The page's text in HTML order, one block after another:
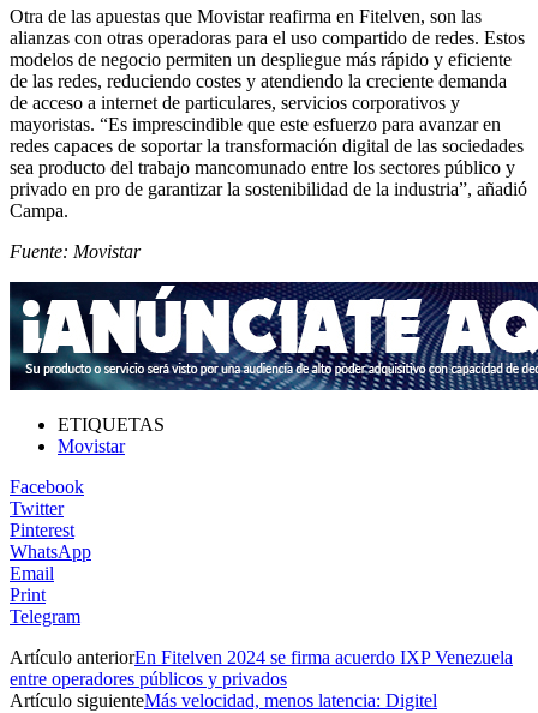
Otra de las apuestas que Movistar reafirma en Fitelven, son las
alianzas con otras operadoras para el uso compartido de redes. Estos
modelos de negocio permiten un despliegue más rápido y eficiente
de las redes, reduciendo costes y atendiendo la creciente demanda
de acceso a internet de particulares, servicios corporativos y
mayoristas. “Es imprescindible que este esfuerzo para avanzar en
redes capaces de soportar la transformación digital de las sociedades
sea producto del trabajo mancomunado entre los sectores público y
privado en pro de garantizar la sostenibilidad de la industria”, añadió
Campa.
Fuente: Movistar
ETIQUETAS
Movistar
Facebook
Twitter
Pinterest
WhatsApp
Email
Print
Telegram
Artículo anteriorEn Fitelven 2024 se firma acuerdo IXP Venezuela
entre operadores públicos y privados
Artículo siguienteMás velocidad, menos latencia: Digitel